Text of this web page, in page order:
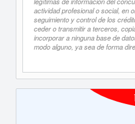
actividad profesional o social, en
seguimiento y control de los
ceder o transmitir a terceros,
incorporar a ninguna base de
modo alguno, ya sea de forma